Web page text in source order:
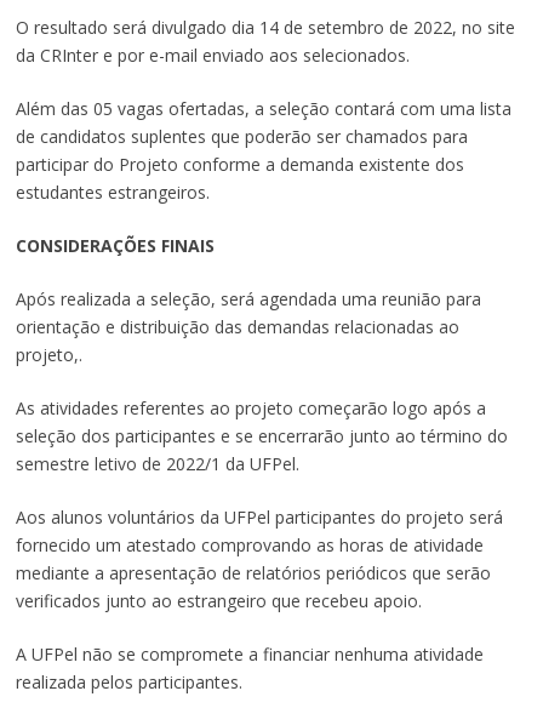
O resultado será divulgado dia 14 de setembro de 2022, no site
da CRInter e por e-mail enviado aos selecionados.
Além das 05 vagas ofertadas, a seleção contará com uma lista
de candidatos suplentes que poderão ser chamados para
participar do Projeto conforme a demanda existente dos
estudantes estrangeiros.
CONSIDERAÇÕES FINAIS
Após realizada a seleção, será agendada uma reunião para
orientação e distribuição das demandas relacionadas ao
projeto,.
As atividades referentes ao projeto começarão logo após a
seleção dos participantes e se encerrarão junto ao término do
semestre letivo de 2022/1 da UFPel.
Aos alunos voluntários da UFPel participantes do projeto será
fornecido um atestado comprovando as horas de atividade
mediante a apresentação de relatórios periódicos que serão
verificados junto ao estrangeiro que recebeu apoio.
A UFPel não se compromete a financiar nenhuma atividade
realizada pelos participantes.